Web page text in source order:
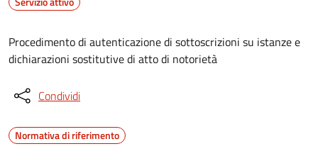
Procedimento di autenticazione di sottoscrizioni su istanze e
dichiarazioni sostitutive di atto di notorietà
Condividi
Normativa di riferimento